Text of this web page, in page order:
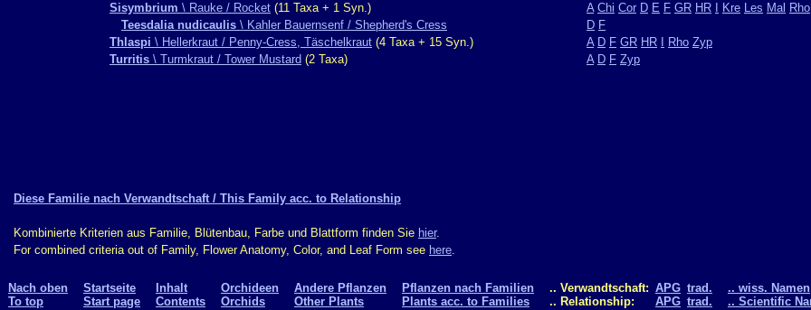
Sisymbrium \ Rauke / Rocket (11 Taxa + 1 Syn.) A Chi Cor D E F GR HR Kre Les Mal Rho
Teesdalia nudicaulis \ Kahler Bauernsenf / Shepherd's Cress D F
Thlaspi \ Hellerkraut / Penny-Cress, Täschelkraut (4 Taxa + 15 Syn.) A D F GR HR Rho Zyp
Turritis \ Turmkraut / Tower Mustard (2 Taxa) A D F Zyp
Diese Familie nach Verwandtschaft / This Family acc. to Relationship
Kombinierte Kriterien aus Familie, Blütenbau, Farbe und Blattform finden Sie hier.
For combined criteria out of Family, Flower Anatomy, Color, and Leaf Form see here.
Nach oben
To top
Startseite
Start page
Inhalt
Contents
Orchideen
Orchids
Andere Pflanzen
Other Plants
Pflanzen nach Familien
Plants acc. to Families
.. Verwandtschaft:
.. Relationship:
APG
APG
trad.
trad.
.. wiss. Namen
.. Scientific